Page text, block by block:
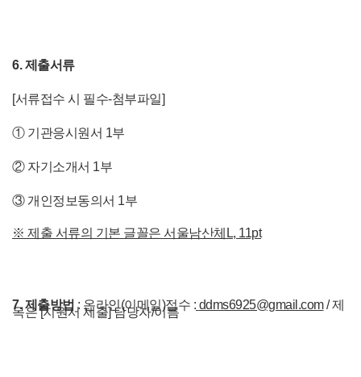
6. 제출서류
[서류접수 시 필수-첨부파일]
① 기관응시원서 1부
② 자기소개서 1부
③ 개인정보동의서 1부
※ 제출 서류의 기본 글꼴은 서울남산체L, 11pt
7. 제출방법 : 온라인(이메일)접수 : ddms6925@gmail.com / 제
목은 [지원서 제출] 담당자/이름